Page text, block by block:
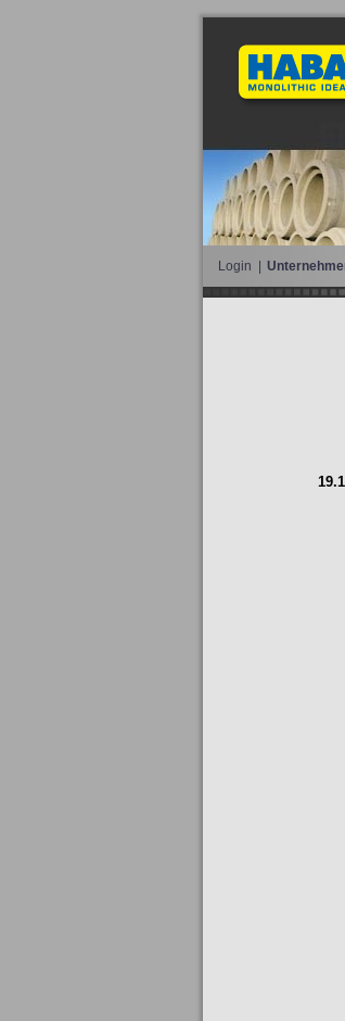
Login